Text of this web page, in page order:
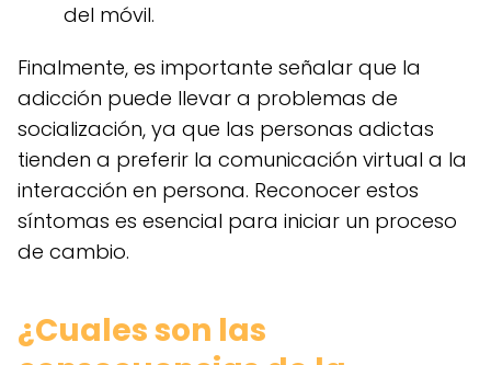
del móvil.
Finalmente, es importante señalar que la
adicción puede llevar a problemas de
socialización, ya que las personas adictas
tienden a preferir la comunicación virtual a la
interacción en persona. Reconocer estos
síntomas es esencial para iniciar un proceso
de cambio.
¿Cuales son las